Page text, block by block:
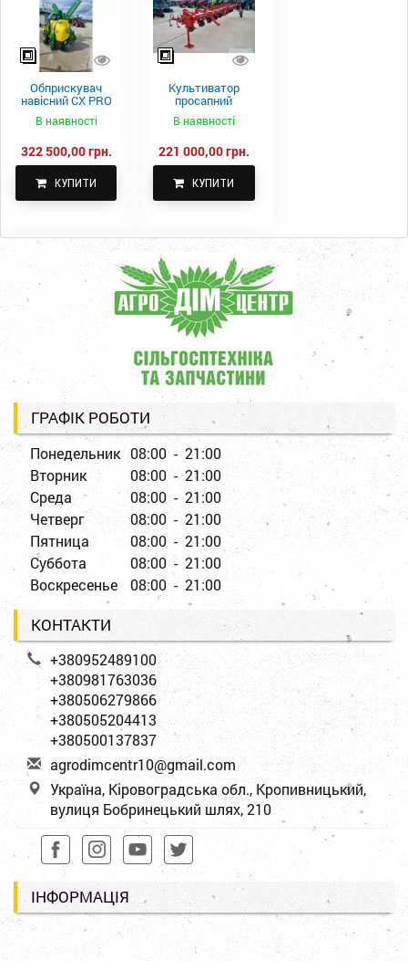
Обприскувач
навісний CX PRO
В наявності
322 500,00 грн.
КУПИТИ
Культиватор
просапний
КПН-5,6-05
В наявності
221 000,00 грн.
КУПИТИ
ГРАФІК РОБОТИ
Понедельник 08:00 - 21:00
Вторник
08:00 - 21:00
Среда
08:00 - 21:00
Четверг
08:00 - 21:00
Пятница
08:00 - 21:00
Суббота
08:00 - 21:00
Воскресенье
08:00 - 21:00
КОНТАКТИ
+380952489100
+380981763036
+380506279866
+380505204413
+380500137837
agrodimcentr10@gmail.com
Україна, Кіровоградська обл., Кропивницький,
вулиця Бобринецький шлях, 210
ІНФОРМАЦІЯ